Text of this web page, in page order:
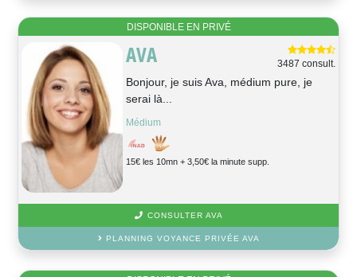
DISPONIBLE EN PRIVÉ
AVA 3487 consult.
Bonjour, je suis Ava, médium pure, je
serai là...
Médium
15€ les 10mn + 3,50€ la minute supp.
CONSULTER AVA
PLANNING VOYANCE PRIVÉE AVA